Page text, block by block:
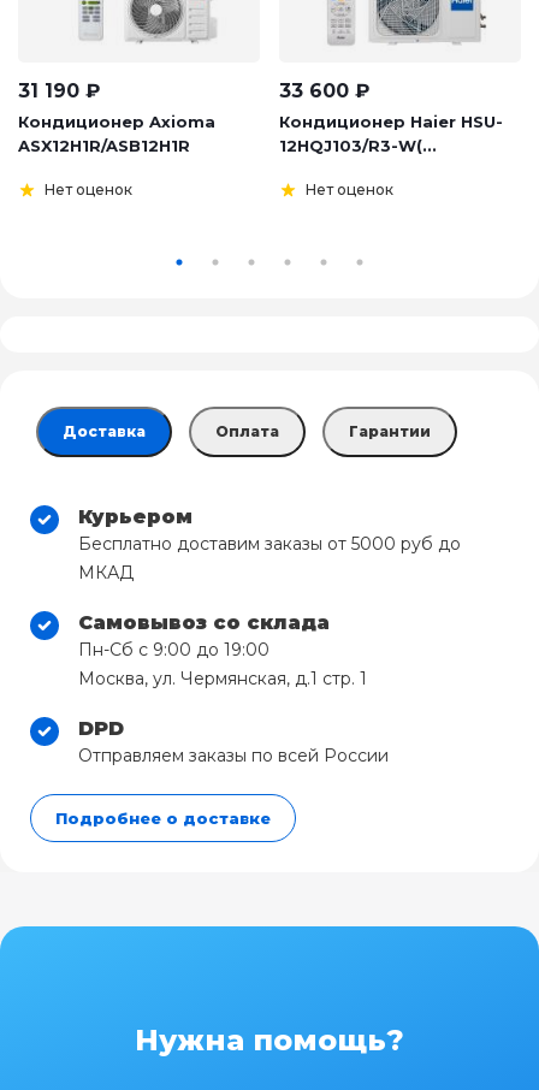
31 190 ₽
Кондиционер Axioma
ASX12H1R/ASB12H1R
Нет оценок
33 600 ₽
Кондиционер Haier HSU-
12HQJ103/R3-W(...
Нет оценок
Доставка Оплата Гарантии
Курьером
Бесплатно доставим заказы от 5000 руб до
МКАД
Самовывоз со склада
Пн-Сб с 9:00 до 19:00
Москва, ул. Чермянская, д.1 стр. 1
DPD
Отправляем заказы по всей России
Подробнее о доставке
Нужна помощь?